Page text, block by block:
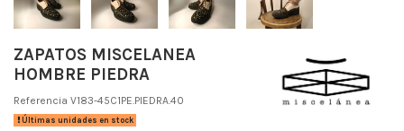
ZAPATOS MISCELANEA
HOMBRE PIEDRA
Referencia V183-45C1PE.PIEDRA.40
Últimas unidades en stock